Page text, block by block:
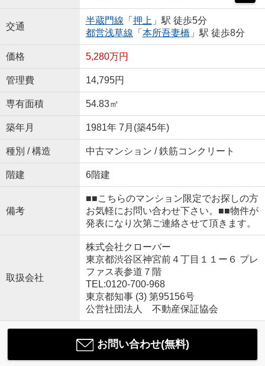
交通
半蔵門線 「 押上 」駅 徒歩5分
都営浅草線 「 本所吾妻橋 」駅 徒歩8分
価格 5,280万円
管理費 14,795円
専有面積 54.83㎡
築年月 1981年 7月(築45年)
種別 / 構造 中古マンション / 鉄筋コンクリート
階建 6階建
備考
■■こちらのマンション限定でお探しの方
お気軽にお問い合わせ下さい。■■物件が
発表になり次第ご連絡させて頂きます。
取扱会社
株式会社クローバー
東京都渋谷区神宮前４丁目１１ー６ プレ
ファス表参道７階
TEL:0120-700-968
東京都知事 (3) 第95156号
公営社団法人 不動産保証協会
お問い合わせ(無料)